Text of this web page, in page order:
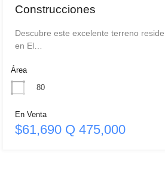
Construcciones
Descubre este excelente terreno
en El…
Área
80
En Venta
$61,690 Q 475,000